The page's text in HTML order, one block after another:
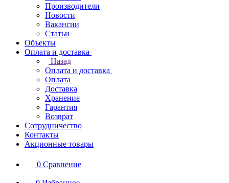
Производители
Новости
Вакансии
Статьи
Объекты
Оплата и доставка
Назад
Оплата и доставка
Оплата
Доставка
Хранение
Гарантия
Возврат
Сотрудничество
Контакты
Акционные товары
0 Сравнение